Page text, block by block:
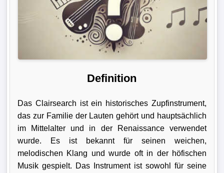
Definition
Das Clairsearch ist ein historisches Zupfinstrument,
das zur Familie der Lauten gehört und hauptsächlich
im Mittelalter und in der Renaissance verwendet
wurde. Es ist bekannt für seinen weichen,
melodischen Klang und wurde oft in der höfischen
Musik gespielt. Das Instrument ist sowohl für seine